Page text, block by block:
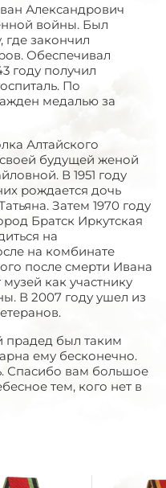
Александрович
войны. Был
где закончил
Обеспечивал
году получил
По
медалью за
Алтайского
будущей женой
В 1951 году
рождается дочь
Затем 1970 году
Братск Иркутская
на
на комбинате
после смерти Ивана
как участнику
В 2007 году ушел из
прадед был таким
ему бесконечно.
Спасибо вам большое
тем, кого нет в